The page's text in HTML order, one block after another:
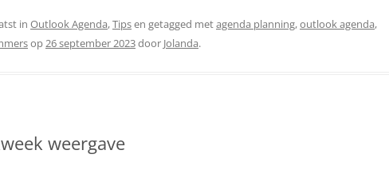
in Outlook Agenda,Tipsen getagged metagenda planning,outlook agenda,
op26 september 2023door Jolanda.
weergave